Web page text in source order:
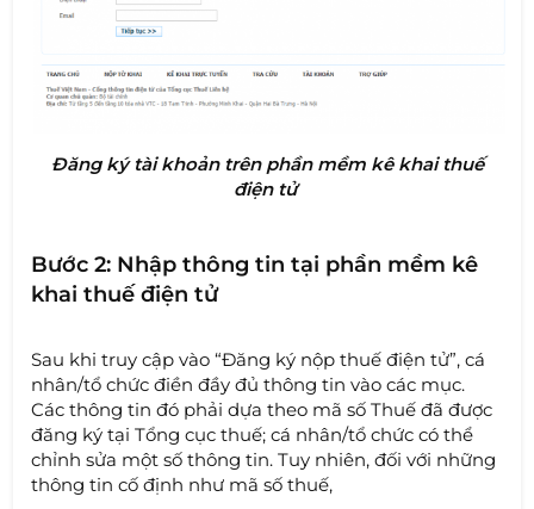
Đăng ký tài khoản trên phần mềm kê khai thuế
điện tử ​
Bước 2: Nhập thông tin tại phần mềm kê
khai thuế điện tử
Sau khi truy cập vào “Đăng ký nộp thuế điện tử”, cá
nhân/tổ chức điền đầy đủ thông tin vào các mục.
Các thông tin đó phải dựa theo mã số Thuế đã được
đăng ký tại Tổng cục thuế; cá nhân/tổ chức có thể
chỉnh sửa một số thông tin. Tuy nhiên, đối với những
thông tin cố định như mã số thuế,